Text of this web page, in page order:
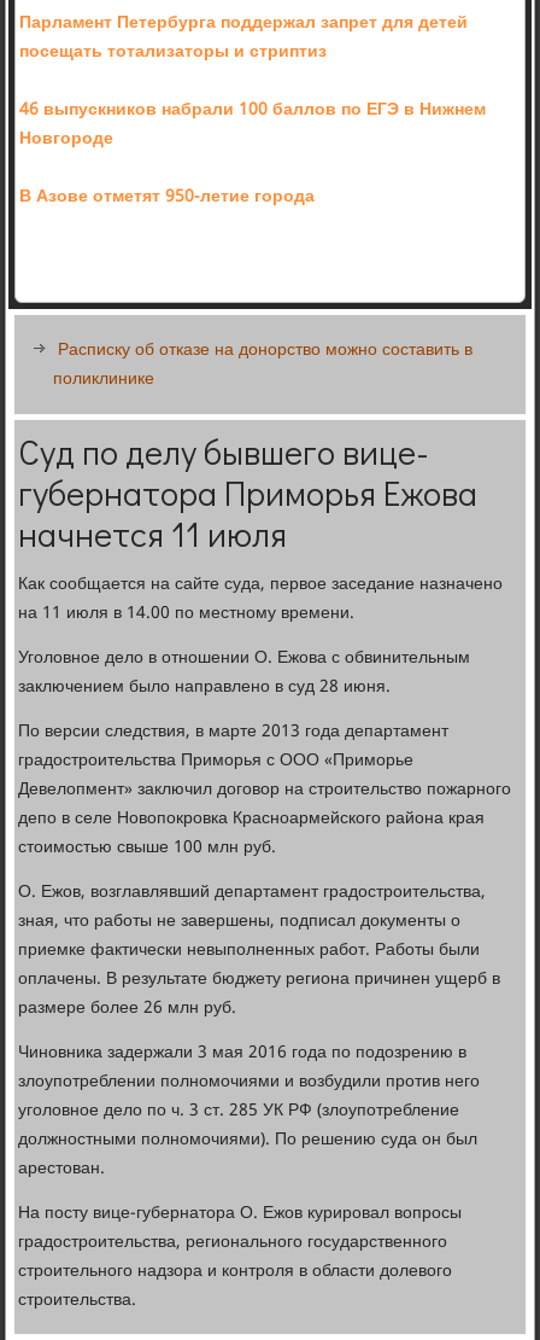
Парламент Петербурга поддержал запрет для детей
посещать тотализаторы и стриптиз
46 выпускников набрали 100 баллов по ЕГЭ в Нижнем
Новгороде
В Азове отметят 950-летие города
Расписку об отказе на донорство можно составить в
поликлинике
Суд по делу бывшего вице-
губернатора Приморья Ежова
начнется 11 июля
Как сообщается на сайте суда, первое заседание назначено
на 11 июля в 14.00 по местному времени.
Уголовное дело в отношении О. Ежова с обвинительным
заключением было направлено в суд 28 июня.
По версии следствия, в марте 2013 года департамент
градостроительства Приморья с ООО «Приморье
Девелопмент» заключил договор на строительство пожарного
депо в селе Новопокровка Красноармейского района края
стоимостью свыше 100 млн руб.
О. Ежов, возглавлявший департамент градостроительства,
зная, что работы не завершены, подписал документы о
приемке фактически невыполненных работ. Работы были
оплачены. В результате бюджету региона причинен ущерб в
размере более 26 млн руб.
Чиновника задержали 3 мая 2016 года по подозрению в
злоупотреблении полномочиями и возбудили против него
уголовное дело по ч. 3 ст. 285 УК РФ (злоупотребление
должностными полномочиями). По решению суда он был
арестован.
На посту вице-губернатора О. Ежов курировал вопросы
градостроительства, регионального государственного
строительного надзора и контроля в области долевого
строительства.